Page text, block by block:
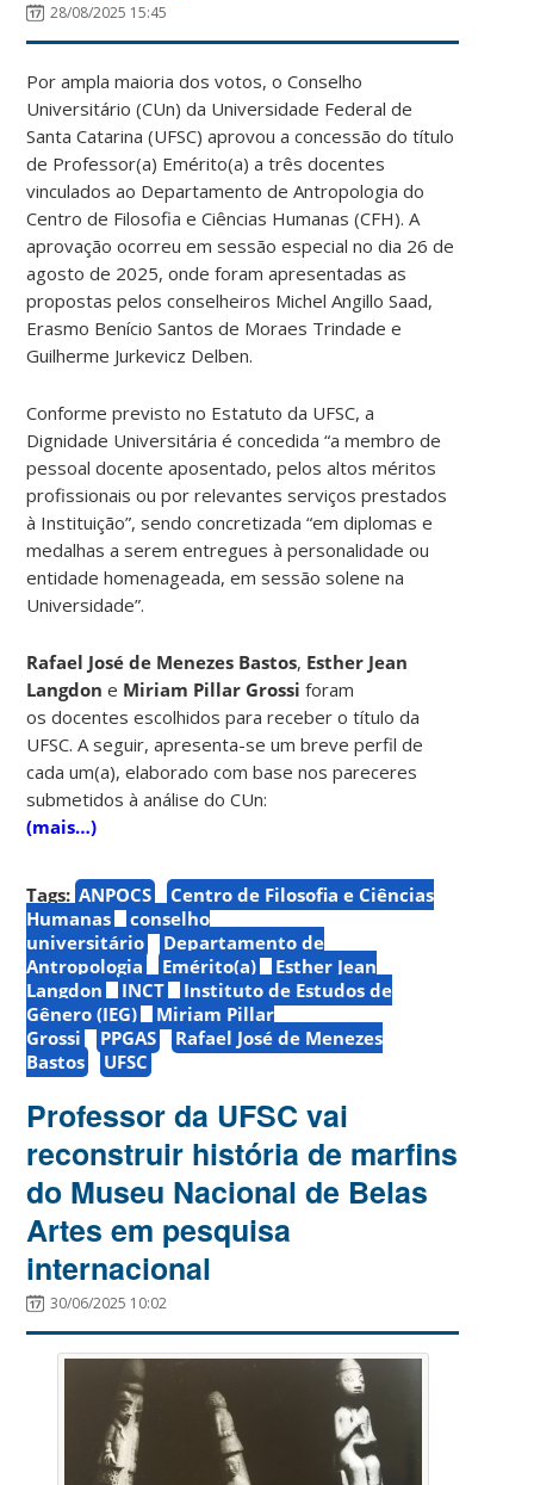
28/08/2025 15:45
Por ampla maioria dos votos, o Conselho
Universitário (CUn) da Universidade Federal de
Santa Catarina (UFSC) aprovou a concessão do título
de Professor(a) Emérito(a) a três docentes
vinculados ao Departamento de Antropologia do
Centro de Filosofia e Ciências Humanas (CFH). A
aprovação ocorreu em sessão especial no dia 26 de
agosto de 2025, onde foram apresentadas as
propostas pelos conselheiros Michel Angillo Saad,
Erasmo Benício Santos de Moraes Trindade e
Guilherme Jurkevicz Delben.
Conforme previsto no Estatuto da UFSC, a
Dignidade Universitária é concedida “a membro de
pessoal docente aposentado, pelos altos méritos
profissionais ou por relevantes serviços prestados
à Instituição”, sendo concretizada “em diplomas e
medalhas a serem entregues à personalidade ou
entidade homenageada, em sessão solene na
Universidade”.
Rafael José de Menezes Bastos, Esther Jean
Langdon e Miriam Pillar Grossi foram
os docentes escolhidos para receber o título da
UFSC. A seguir, apresenta-se um breve perfil de
cada um(a), elaborado com base nos pareceres
submetidos à análise do CUn:
(mais…)
Tags: ANPOCS
Centro de Filosofia e Ciências
Humanas
conselho
universitário
Departamento de
Antropologia
Emérito(a)
Esther Jean
Langdon
INCT
Instituto de Estudos de
Gênero (IEG)
Miriam Pillar
Grossi
PPGAS
Rafael José de Menezes
Bastos
UFSC
Professor da UFSC vai
reconstruir história de marfins
do Museu Nacional de Belas
Artes em pesquisa
internacional
30/06/2025 10:02